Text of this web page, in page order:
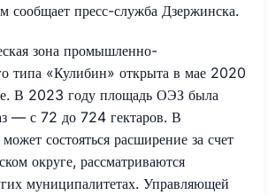
сообщает пресс-служба Дзержинска.
зона промышленно-
типа «Кулибин» открыта в мае 2020
В 2023 году площадь ОЭЗ была
— с 72 до 724 гектаров. В
состояться расширение за счет
округе, рассматриваются
муниципалитетах. Управляющей